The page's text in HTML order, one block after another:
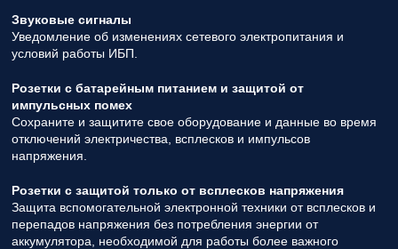
Звуковые сигналы
Уведомление об изменениях сетевого электропитания и
условий работы ИБП.
Розетки с батарейным питанием и защитой от
импульсных помех
Сохраните и защитите свое оборудование и данные во время
отключений электричества, всплесков и импульсов
напряжения.
Розетки с защитой только от всплесков напряжения
Защита вспомогательной электронной техники от всплесков и
перепадов напряжения без потребления энергии от
аккумулятора, необходимой для работы более важного